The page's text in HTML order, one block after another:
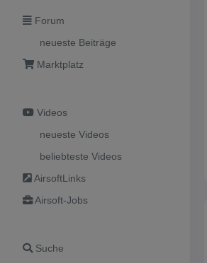
Forum
neueste Beiträge
Marktplatz
Videos
neueste Videos
beliebteste Videos
AirsoftLinks
Airsoft-Jobs
Suche